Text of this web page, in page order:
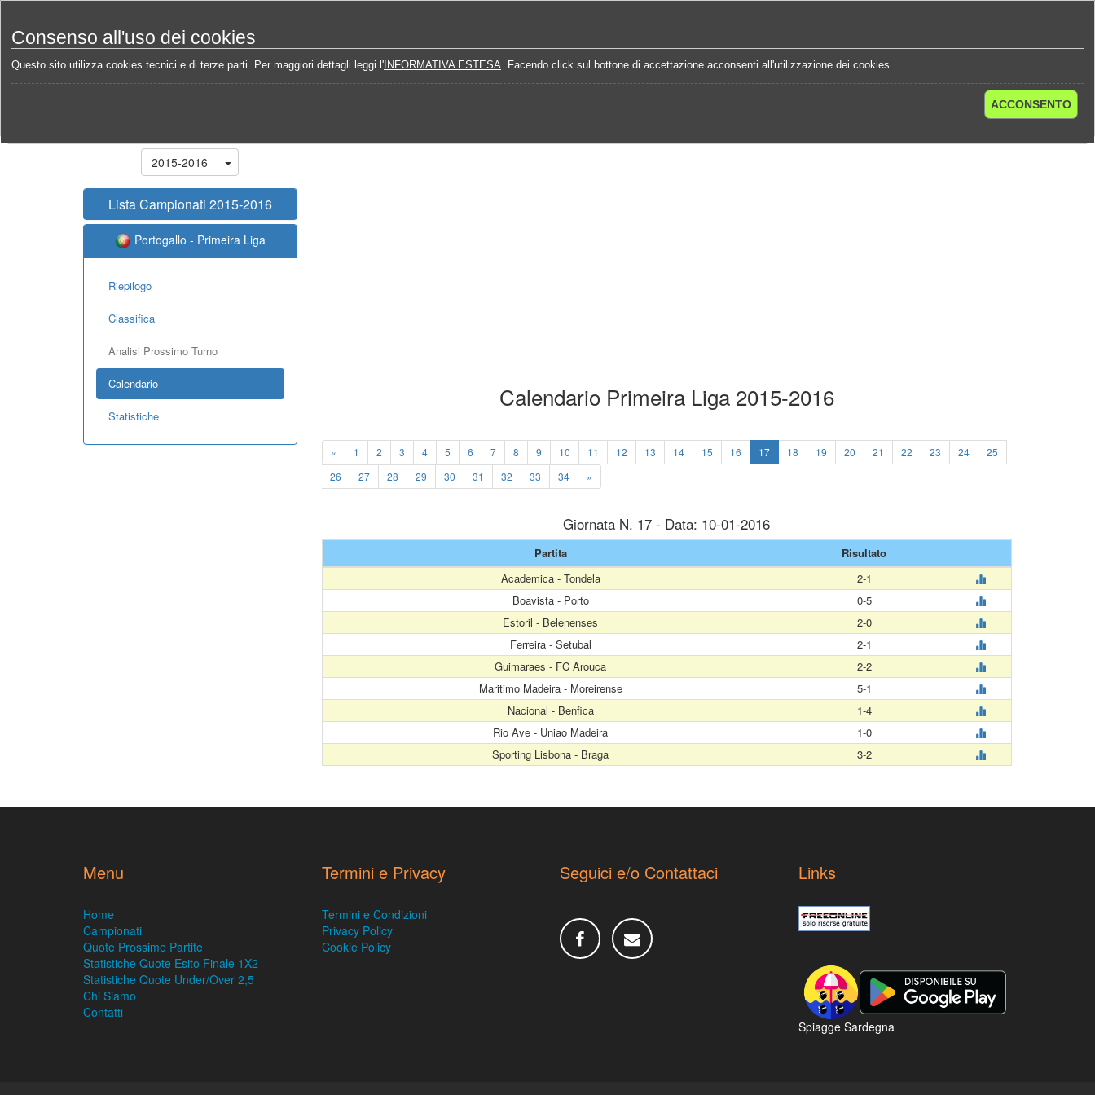
Consenso all'uso dei cookies
Questo sito utilizza cookies tecnici e di terze parti. Per maggiori dettagli leggi l' INFORMATIVA ESTESA. Facendo click sul bottone di accettazione acconsenti all'utilizzazione dei cookies.
ACCONSENTO
Home Campionati Portogallo - Primeira Liga 2015-2016 Calendario
2015-2016
Lista Campionati 2015-2016
Portogallo - Primeira Liga
Riepilogo
Classifica
Analisi Prossimo Turno
Calendario
Statistiche
Calendario Primeira Liga 2015-2016
« 1 2 3 4 5 6 7 8 9 10 11 12 13 14 15 16 17 18 19 20 21 22 23 24
25
26
27 28 29 30 31 32 33 34 »
Giornata N. 17 - Data: 10-01-2016
Partita
Risultato
Academica - Tondela
2-1
Boavista - Porto
0-5
Estoril - Belenenses
2-0
Ferreira - Setubal
2-1
Guimaraes - FC Arouca
2-2
Maritimo Madeira - Moreirense
5-1
Nacional - Benfica
1-4
Rio Ave - Uniao Madeira
1-0
Sporting Lisbona - Braga
3-2
Menu
Home
Campionati
Quote Prossime Partite
Statistiche Quote Esito Finale 1X2
Statistiche Quote Under/Over 2,5
Chi Siamo
Contatti
Termini e Privacy
Termini e Condizioni
Privacy Policy
Cookie Policy
Seguici e/o Contattaci Links
Spiagge Sardegna